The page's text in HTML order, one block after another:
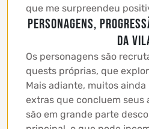
que me surpreendeu
Personagens,
da
Os personagens são
quests próprias, que
Mais adiante, muitos
extras que concluem seus
são em grande parte